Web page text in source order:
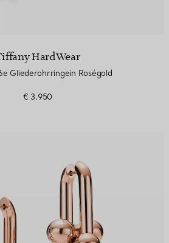
HardWear
Gliederohrringein Roségold
€ 3.950